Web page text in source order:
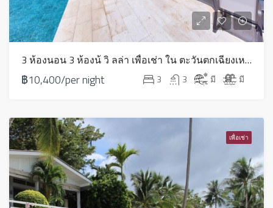
3 ห้องนอน 3 ห้องน้ วิ ลล่า เพื่อเช่า ใน ตะวันตกเฉียงเหนือ – LV0153
฿10,400/per night 3 3 มี มี
เพื่อเช่า